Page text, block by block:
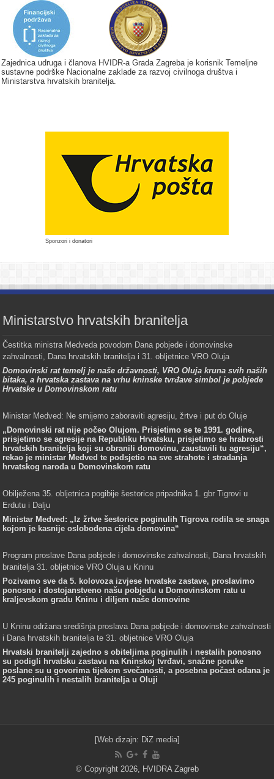
Zajednica udruga i članova HVIDR-a Grada Zagreba je korisnik Temeljne
sustavne podrške Nacionalne zaklade za razvoj civilnoga društva i
Ministarstva hrvatskih branitelja.
Sponzori i donatori
Ministarstvo hrvatskih branitelja
Čestitka ministra Medveda povodom Dana pobjede i domovinske
zahvalnosti, Dana hrvatskih branitelja i 31. obljetnice VRO Oluja
Domovinski rat temelj je naše državnosti, VRO Oluja kruna svih naših
bitaka, a hrvatska zastava na vrhu kninske tvrđave simbol je pobjede
Hrvatske u Domovinskom ratu
Ministar Medved: Ne smijemo zaboraviti agresiju, žrtve i put do Oluje
„Domovinski rat nije počeo Olujom. Prisjetimo se te 1991. godine,
prisjetimo se agresije na Republiku Hrvatsku, prisjetimo se hrabrosti
hrvatskih branitelja koji su obranili domovinu, zaustavili tu agresiju“,
rekao je ministar Medved te podsjetio na sve strahote i stradanja
hrvatskog naroda u Domovinskom ratu
Obilježena 35. obljetnica pogibije šestorice pripadnika 1. gbr Tigrovi u
Erdutu i Dalju
Ministar Medved: „Iz žrtve šestorice poginulih Tigrova rodila se snaga
kojom je kasnije oslobođena cijela domovina“
Program proslave Dana pobjede i domovinske zahvalnosti, Dana hrvatskih
branitelja 31. obljetnice VRO Oluja u Kninu
Pozivamo sve da 5. kolovoza izvjese hrvatske zastave, proslavimo
ponosno i dostojanstveno našu pobjedu u Domovinskom ratu u
kraljevskom gradu Kninu i diljem naše domovine
U Kninu održana središnja proslava Dana pobjede i domovinske zahvalnosti
i Dana hrvatskih branitelja te 31. obljetnice VRO Oluja
Hrvatski branitelji zajedno s obiteljima poginulih i nestalih ponosno
su podigli hrvatsku zastavu na Kninskoj tvrđavi, snažne poruke
poslane su u govorima tijekom svečanosti, a posebna počast odana je
245 poginulih i nestalih branitelja u Oluji
[Web dizajn: DiZ media]
© Copyright 2026, HVIDRA Zagreb